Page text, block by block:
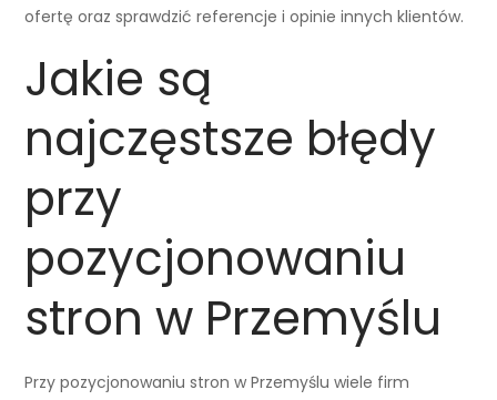
ofertę oraz sprawdzić referencje i opinie innych klientów.
Jakie są
najczęstsze błędy
przy
pozycjonowaniu
stron w Przemyślu
Przy pozycjonowaniu stron w Przemyślu wiele firm